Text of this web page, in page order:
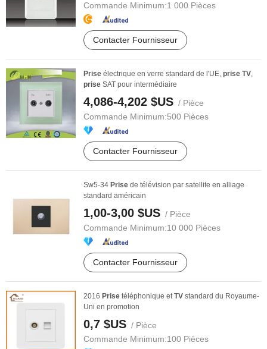
Commande Minimum:1 000 Pièces
Contacter Fournisseur
Prise électrique en verre standard de l'UE, prise TV,
prise SAT pour intermédiaire
4,086-4,202 $US / Pièce
Commande Minimum:500 Pièces
Contacter Fournisseur
Sw5-34 Prise de télévision par satellite en alliage
standard américain
1,00-3,00 $US / Pièce
Commande Minimum:10 000 Pièces
Contacter Fournisseur
2016 Prise téléphonique etTV standard du Royaume-
Uni en promotion
0,7 $US / Pièce
Commande Minimum:100 Pièces